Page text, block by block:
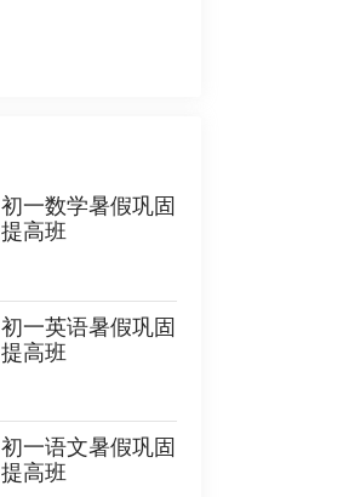
初一数学暑假巩固
提高班
初一英语暑假巩固
提高班
初一语文暑假巩固
提高班